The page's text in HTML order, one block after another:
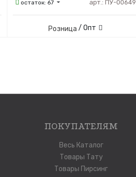
остаток:67 арт.: ПУ-00649
Розница / Опт
ПОКУПАТЕЛЯМ
Весь Каталог
Товары Тату
Товары Пирсинг